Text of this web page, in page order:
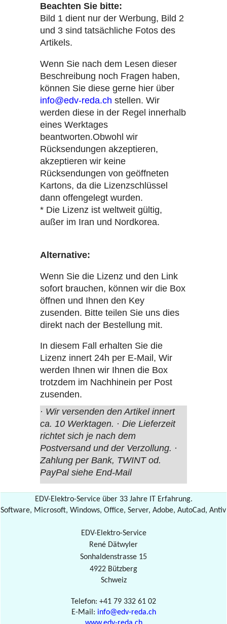
Beachten Sie bitte:
Bild 1 dient nur der Werbung, Bild 2
und 3 sind tatsächliche Fotos des
Artikels.
Wenn Sie nach dem Lesen dieser
Beschreibung noch Fragen haben,
können Sie diese gerne hier über
info@edv-reda.ch stellen. Wir
werden diese in der Regel innerhalb
eines Werktages
beantworten.Obwohl wir
Rücksendungen akzeptieren,
akzeptieren wir keine
Rücksendungen von geöffneten
Kartons, da die Lizenzschlüssel
dann offengelegt wurden.
* Die Lizenz ist weltweit gültig,
außer im Iran und Nordkorea.
Alternative:
Wenn Sie die Lizenz und den Link
sofort brauchen, können wir die Box
öffnen und Ihnen den Key
zusenden. Bitte teilen Sie uns dies
direkt nach der Bestellung mit.
In diesem Fall erhalten Sie die
Lizenz innert 24h per E-Mail, Wir
werden Ihnen wir Ihnen die Box
trotzdem im Nachhinein per Post
zusenden.
· Wir versenden den Artikel innert
ca. 10 Werktagen. · Die Lieferzeit
richtet sich je nach dem
Postversand und der Verzollung. ·
Zahlung per Bank, TWINT od.
PayPal siehe End-Mail
EDV-Elektro-Service über 33 Jahre IT Erfahrung.
Software, Microsoft, Windows, Office, Server, Adobe, AutoCad,
EDV-Elektro-Service
René Dätwyler
Sonhaldenstrasse 15
4922 Bützberg
Schweiz
Telefon: +41 79 332 61 02
E-Mail: info@edv-reda.ch